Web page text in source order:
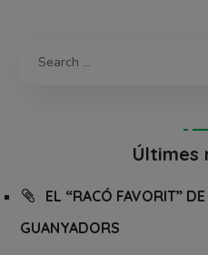
Últimes
EL “RACÓ FAVORIT”
GUANYADORS